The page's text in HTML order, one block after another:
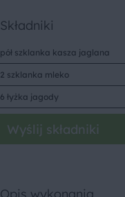
Składniki
pół szklanka kasza jaglana
2 szklanka mleko
6 łyżka jagody
Wyślij składniki